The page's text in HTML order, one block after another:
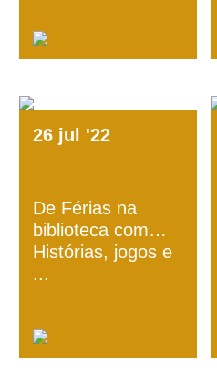
26 jul '22
De Férias na
biblioteca com…
Histórias, jogos e
...